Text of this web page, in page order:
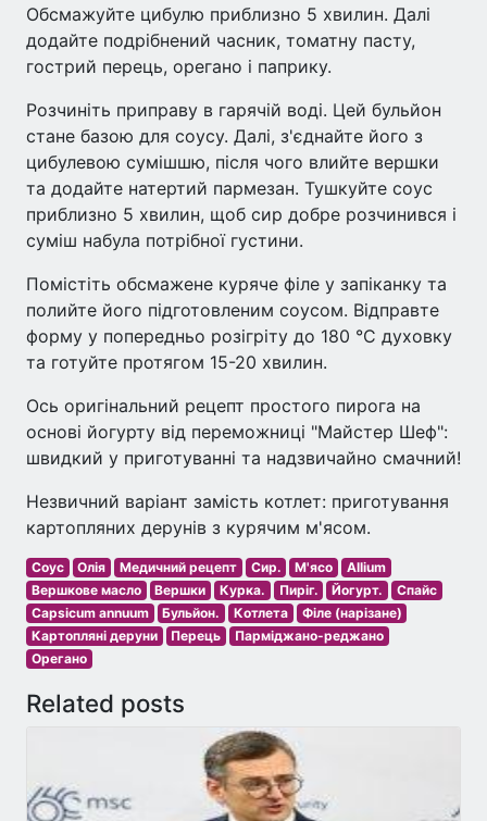
Обсмажуйте цибулю приблизно 5 хвилин. Далі
додайте подрібнений часник, томатну пасту,
гострий перець, орегано і паприку.
Розчиніть приправу в гарячій воді. Цей бульйон
стане базою для соусу. Далі, з'єднайте його з
цибулевою сумішшю, після чого влийте вершки
та додайте натертий пармезан. Тушкуйте соус
приблизно 5 хвилин, щоб сир добре розчинився і
суміш набула потрібної густини.
Помістіть обсмажене куряче філе у запіканку та
полийте його підготовленим соусом. Відправте
форму у попередньо розігріту до 180 °C духовку
та готуйте протягом 15-20 хвилин.
Ось оригінальний рецепт простого пирога на
основі йогурту від переможниці "Майстер Шеф":
швидкий у приготуванні та надзвичайно смачний!
Незвичний варіант замість котлет: приготування
картопляних дерунів з курячим м'ясом.
Соус Олія Медичний рецепт Сир. М'ясо
Allium
Вершкове масло
Вершки Курка. Пиріг. Йогурт.
Спайс
Capsicum annuum
Бульйон. Котлета
Філе (нарізане)
Картопляні деруни
Перець
Парміджано-реджано
Орегано
Related posts